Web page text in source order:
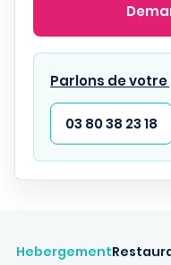
Parlons de
03 80 38 23 18
Hebergement